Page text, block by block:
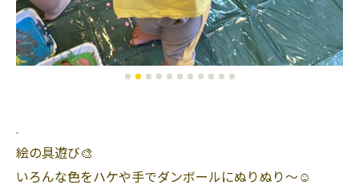
.
絵の具遊び🎨
いろんな色をハケや手でダンボールにぬりぬり〜☺️